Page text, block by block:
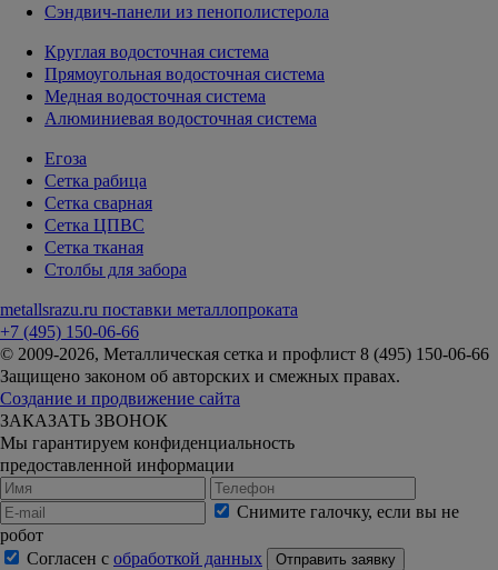
Сэндвич-панели из пенополистерола
Круглая водосточная система
Прямоугольная водосточная система
Медная водосточная система
Алюминиевая водосточная система
Егоза
Сетка рабица
Сетка сварная
Сетка ЦПВС
Сетка тканая
Столбы для забора
metallsrazu.ru поставки металлопроката
+7 (495) 150-06-66
© 2009-2026, Металлическая сетка и профлист 8 (495) 150-06-66
Защищено законом об авторских и смежных правах.
Создание и продвижение сайта
ЗАКАЗАТЬ ЗВОНОК
Мы гарантируем конфиденциальность
предоставленной информации
Снимите галочку, если вы не
робот
Согласен с обработкой данных Отправить заявку